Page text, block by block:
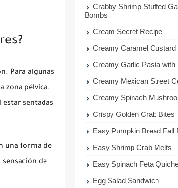
Para algunas
zona pélvica.
sentadas
una forma de
de
Crabby Shrimp Stuffed
Bombs
Cream Secret Recipe
Creamy Caramel Custard
Creamy Garlic Pasta with
Creamy Mexican Street
Creamy Spinach
Crispy Golden Crab Bites
Easy Pumpkin Bread Fall
Easy Shrimp Crab Melts
Easy Spinach Feta
Egg Salad Sandwich